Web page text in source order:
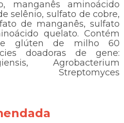
manganês aminoácido
selênio, sulfato de cobre,
de manganês, sulfato
quelato. Contém
glúten de milho 60
doadoras de gene:
Agrobacterium
Streptomyces